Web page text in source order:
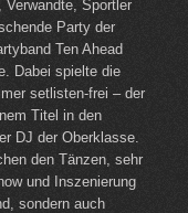
Sportler
Party der
Ten Ahead
Dabei spielte die
setlisten-frei – der
Titel in den
DJ der Oberklasse.
den Tänzen, sehr
und Inszenierung
sondern auch